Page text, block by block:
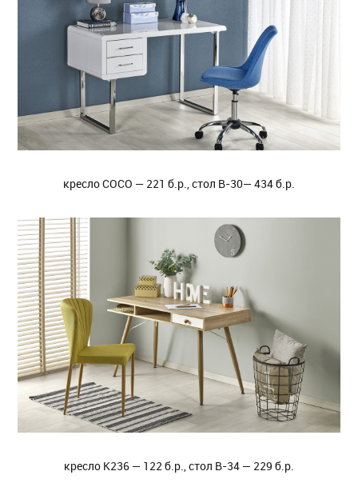
кресло COCO — 221 б.р., стол B-30— 434 б.р.
кресло K236 — 122 б.р., стол B-34 — 229 б.р.